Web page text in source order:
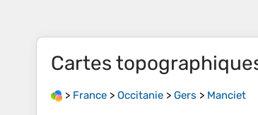
Cartes
> France > Occitanie > Gers > Manciet